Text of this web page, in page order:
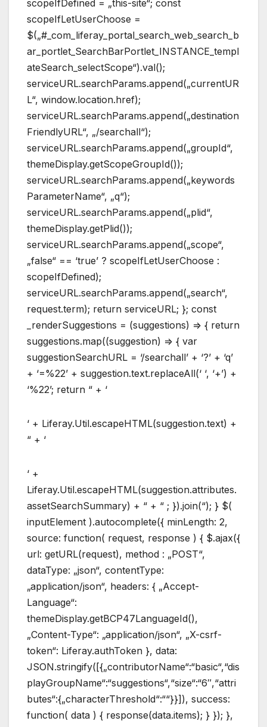
scopeIfDefined = „this-site“; const
scopeIfLetUserChoose =
$(„#_com_liferay_portal_search_web_search_b
ar_portlet_SearchBarPortlet_INSTANCE_templ
ateSearch_selectScope“).val();
serviceURL.searchParams.append(„currentUR
L“, window.location.href);
serviceURL.searchParams.append(„destination
FriendlyURL“, „/searchall“);
serviceURL.searchParams.append(„groupId“,
themeDisplay.getScopeGroupId());
serviceURL.searchParams.append(„keywords
ParameterName“, „q“);
serviceURL.searchParams.append(„plid“,
themeDisplay.getPlid());
serviceURL.searchParams.append(„scope“,
„false“ == ‘true’ ? scopeIfLetUserChoose :
scopeIfDefined);
serviceURL.searchParams.append(„search“,
request.term); return serviceURL; }; const
_renderSuggestions = (suggestions) => { return
suggestions.map((suggestion) => { var
suggestionSearchURL = ‘/searchall’ + ‘?’ + ‘q’
+ ‘=%22’ + suggestion.text.replaceAll(‘ ‘, ‘+’) +
‘%22’; return “ + ‘
‘ + Liferay.Util.escapeHTML(suggestion.text) +
“ + ‘
‘ +
Liferay.Util.escapeHTML(suggestion.attributes.
assetSearchSummary) + “ + “ ; }).join(“); } $(
inputElement ).autocomplete({ minLength: 2,
source: function( request, response ) { $.ajax({
url: getURL(request), method : „POST“,
dataType: „json“, contentType:
„application/json“, headers: { „Accept-
Language“:
themeDisplay.getBCP47LanguageId(),
„Content-Type“: „application/json“, „X-csrf-
token“: Liferay.authToken }, data:
JSON.stringify([{„contributorName“:“basic“,“dis
playGroupName“:“suggestions“,“size“:“6″,“attri
butes“:{„characterThreshold“:““}}]), success:
function( data ) { response(data.items); } }); },